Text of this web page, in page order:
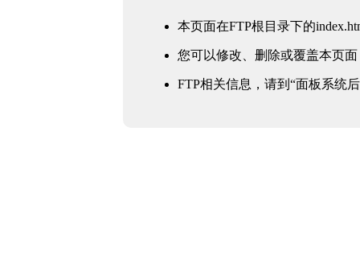
本页面在FTP根目录下的
您可以修改、删除或覆盖本页面
FTP相关信息，请到“面板系统